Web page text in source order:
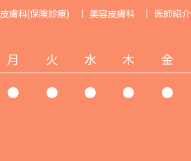
皮膚科(保険診療) 美容皮膚科 医師紹介
月 火 水 木 金
● ● ● ● ●